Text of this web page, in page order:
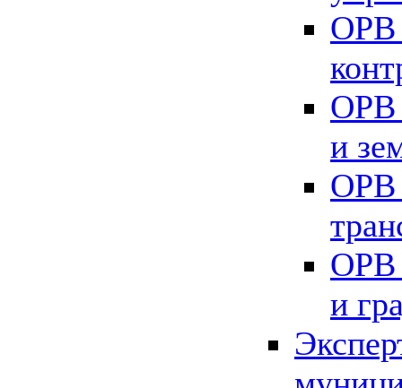
ОРВ
ОРВ
и
ОРВ
ОРВ
и